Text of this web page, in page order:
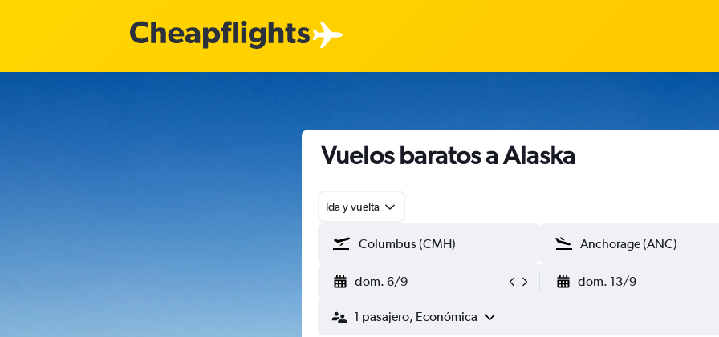
Vuelos baratos a Alaska
Ida y vuelta
dom. 6/9 dom. 13/9
1 pasajero, Económica